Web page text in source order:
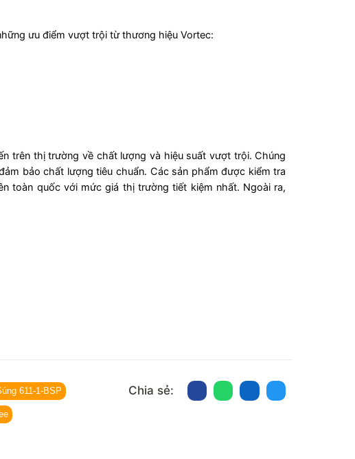
ưu điểm vượt trội từ thương hiệu Vortec:
trên thị trường về chất lượng và hiệu suất vượt trội. Chúng
bảo chất lượng tiêu chuẩn. Các sản phẩm được kiểm tra
toàn quốc với mức giá thị trường tiết kiệm nhất. Ngoài ra,
611-1-BSP Chia sẻ: